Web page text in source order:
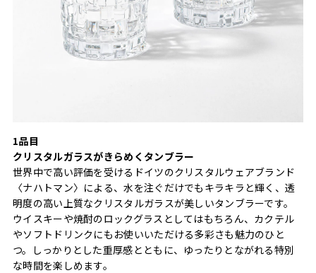
1品目
クリスタルガラスがきらめくタンブラー
世界中で高い評価を受けるドイツのクリスタルウェアブランド
〈ナハトマン〉による、水を注ぐだけでもキラキラと輝く、透
明度の高い上質なクリスタルガラスが美しいタンブラーです。
ウイスキーや焼酎のロックグラスとしてはもちろん、カクテル
やソフトドリンクにもお使いいただける多彩さも魅力のひと
つ。しっかりとした重厚感とともに、ゆったりとながれる特別
な時間を楽しめます。